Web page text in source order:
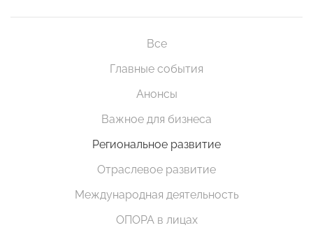
Все
Главные события
Анонсы
Важное для бизнеса
Региональное развитие
Отраслевое развитие
Международная деятельность
ОПОРА в лицах